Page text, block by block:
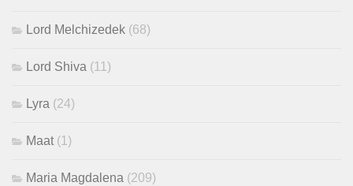
Lord Melchizedek (68)
Lord Shiva (11)
Lyra (24)
Maat (1)
Maria Magdalena (209)